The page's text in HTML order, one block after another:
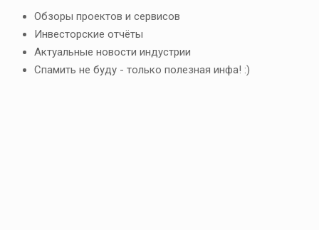
Обзоры проектов и сервисов
Инвесторские отчёты
Актуальные новости индустрии
Спамить не буду - только полезная инфа! :)